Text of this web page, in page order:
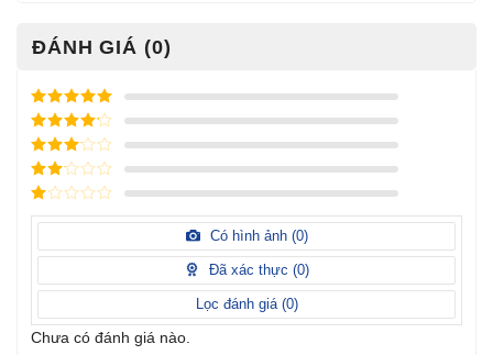
ĐÁNH GIÁ (0)
Được xếp
hạng
5
sao
Được xếp
hạng
sao
Được
xếp
hạng3
5 sao
Được
hạng
sao
Được
1
sao
Có hình ảnh (0)
Đã xác thực (0)
Lọc đánh giá (0)
Chưa có đánh giá nào.